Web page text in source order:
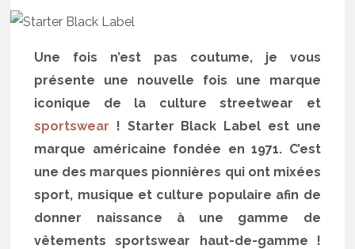
Une fois n’est pas coutume, je vous
présente une nouvelle fois une marque
iconique de la culture streetwear et
sportswear ! Starter Black Label est une
marque américaine fondée en 1971. C’est
une des marques pionnières qui ont mixées
sport, musique et culture populaire afin de
donner naissance à une gamme de
vêtements sportswear haut-de-gamme !